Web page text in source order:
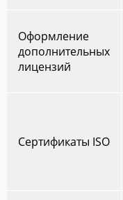
Оформление
дополнительных
лицензий
Сертификаты ISO